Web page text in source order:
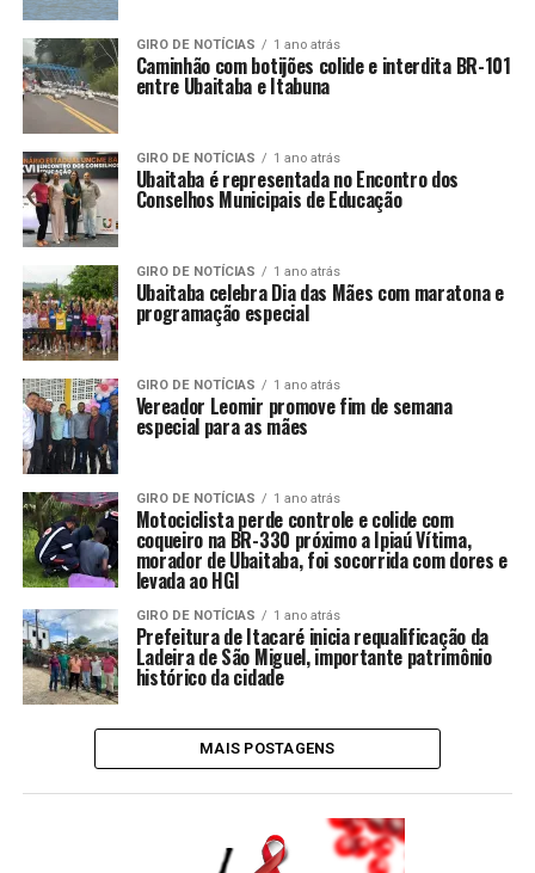
GIRO DE NOTÍCIAS 1 ano atrás
Caminhão com botijões colide e interdita BR-101
entre Ubaitaba e Itabuna
GIRO DE NOTÍCIAS 1 ano atrás
Ubaitaba é representada no Encontro dos
Conselhos Municipais de Educação
GIRO DE NOTÍCIAS 1 ano atrás
Ubaitaba celebra Dia das Mães com maratona e
programação especial
GIRO DE NOTÍCIAS 1 ano atrás
Vereador Leomir promove fim de semana
especial para as mães
GIRO DE NOTÍCIAS 1 ano atrás
Motociclista perde controle e colide com
coqueiro na BR-330 próximo a Ipiaú Vítima,
morador de Ubaitaba, foi socorrida com dores e
levada ao HGI
GIRO DE NOTÍCIAS 1 ano atrás
Prefeitura de Itacaré inicia requalificação da
Ladeira de São Miguel, importante patrimônio
histórico da cidade
MAIS POSTAGENS